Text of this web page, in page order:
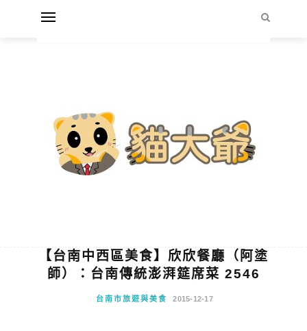
【台南中西區美食】欣欣餐廳（阿塗
師）：台南傳統澎湃筵席菜 2546
台南市旅遊與美食 2015-12-17